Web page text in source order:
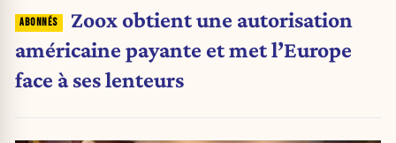
Zoox obtient une autorisation
américaine payante et met l’Europe
face à ses lenteurs